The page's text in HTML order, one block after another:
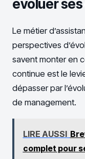
évoluer
Le métier
perspectives
savent monter en
continue est le
dépasser par
de management.
LIRE AUSSI
complet pour